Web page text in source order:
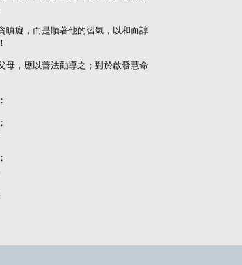
癡，而是順著他的習氣，以和而諄
，應以善法勸導之；對於啟發慧命